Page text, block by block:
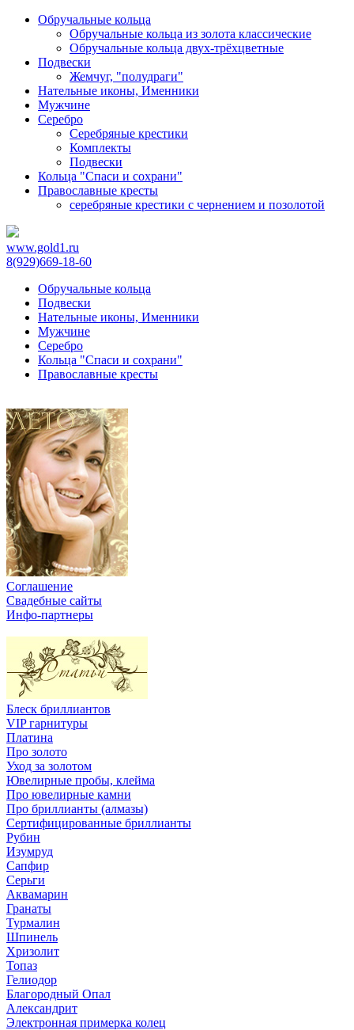
Обручальные кольца
Обручальные кольца из золота классические
Обручальные кольца двух-трёхцветные
Подвески
Жемчуг, "полудраги"
Нательные иконы, Именники
Мужчине
Серебро
Серебряные крестики
Комплекты
Подвески
Кольца "Спаси и сохрани"
Православные кресты
cеребряные крестики с чернением и позолотой
www.gold1.ru
8(929)669-18-60
Обручальные кольца
Подвески
Нательные иконы, Именники
Мужчине
Серебро
Кольца "Спаси и сохрани"
Православные кресты
Соглашение
Свадебные сайты
Инфо-партнеры
Блеск бриллиантов
VIP гарнитуры
Платина
Про золото
Уход за золотом
Ювелирные пробы, клейма
Про ювелирные камни
Про бриллианты (алмазы)
Сертифицированные бриллианты
Рубин
Изумруд
Сапфир
Серьги
Аквамарин
Гранаты
Турмалин
Шпинель
Хризолит
Топаз
Гелиодор
Благородный Опал
Александрит
Электронная примерка колец